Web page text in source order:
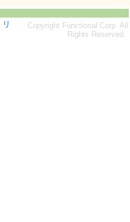
リ